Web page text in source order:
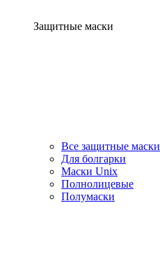
Защитные маски
Все защитные маски
Для болгарки
Маски Unix
Полнолицевые
Полумаски